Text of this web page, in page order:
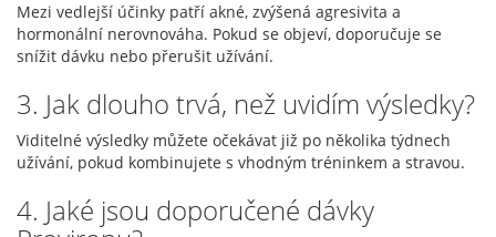
Mezi vedlejší účinky patří akné, zvýšená agresivita a
hormonální nerovnováha. Pokud se objeví, doporučuje se
snížit dávku nebo přerušit užívání.
3. Jak dlouho trvá, než uvidím výsledky?
Viditelné výsledky můžete očekávat již po několika týdnech
užívání, pokud kombinujete s vhodným tréninkem a stravou.
4. Jaké jsou doporučené dávky